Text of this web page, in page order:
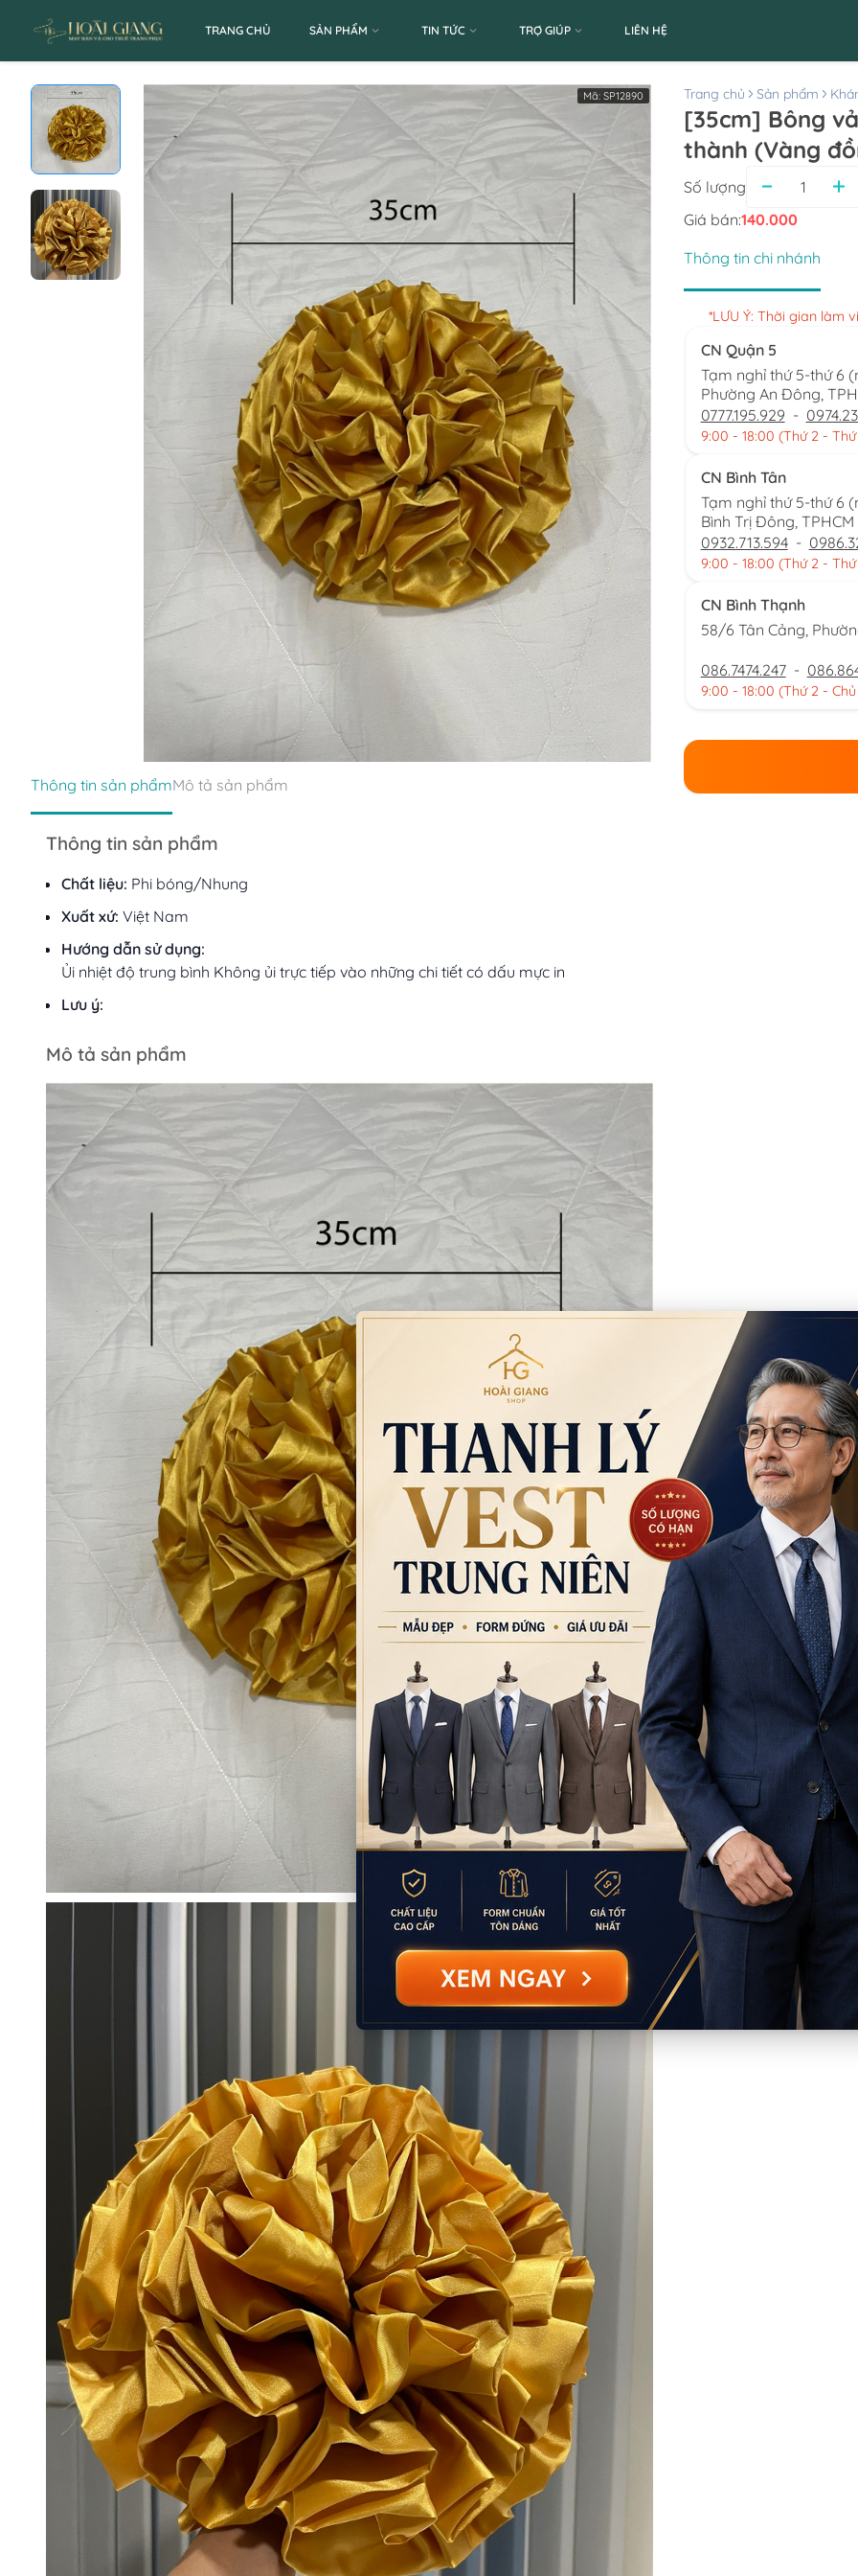
TRANG CHỦ SẢN PHẨM TIN TỨC TRỢ GIÚP LIÊN HỆ
Mã: SP12890
Thông tin sản phẩmMô tả sản phẩm
Thông tin sản phẩm
Chất liệu: Phi bóng/Nhung
Xuất xứ: Việt Nam
Hướng dẫn sử dụng:
Ủi nhiệt độ trung bình Không ủi trực tiếp vào những chi tiết có dấu mực in
Lưu ý:
Mô tả sản phẩm
Trang chủ Sản phẩm
[35cm] Bông
thành (Vàng
Số lượng
Giá bán:140.000
Thông tin chi nhánh
*LƯU Ý: Thời gian làm
CN Quận 5
Tạm nghỉ thứ 5-thứ 6
Phường An Đông,
0777.195.929 -
9:00 - 18:00 (Thứ 2 - Thứ
CN Bình Tân
Tạm nghỉ thứ 5-thứ 6
Bình Trị Đông, TPHCM
0932.713.594 -
9:00 - 18:00 (Thứ 2 - Thứ
CN Bình Thạnh
58/6 Tân Cảng,
086.7474.247 -
9:00 - 18:00 (Thứ 2 -